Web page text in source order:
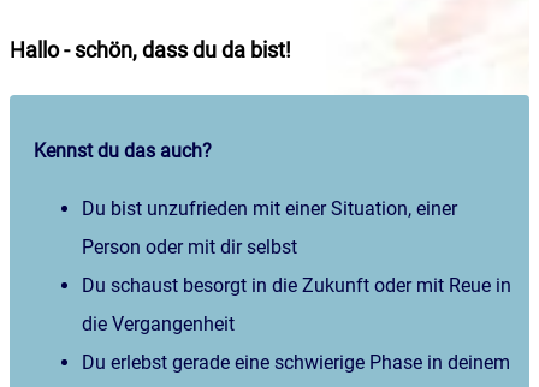
Hallo - schön, dass du da bist!
Kennst du das auch?
Du bist unzufrieden mit einer Situation, einer
Person oder mit dir selbst
Du schaust besorgt in die Zukunft oder mit Reue in
die Vergangenheit
Du erlebst gerade eine schwierige Phase in deinem